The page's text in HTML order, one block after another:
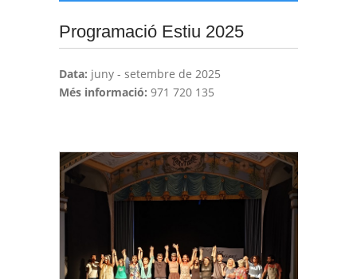
Programació Estiu 2025
Data: juny - setembre de 2025
Més informació: 971 720 135